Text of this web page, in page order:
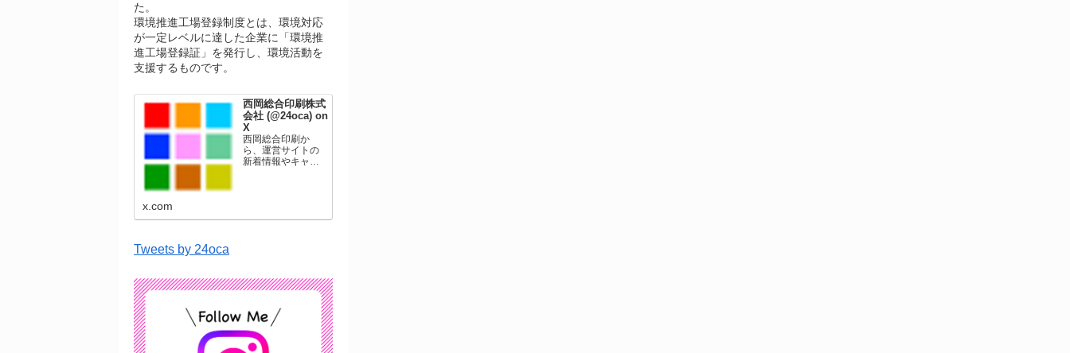
た。
環境推進工場登録制度とは、環境対応
が一定レベルに達した企業に「環境推
進工場登録証」を発行し、環境活動を
支援するものです。
西岡総合印刷株式
会社 (@24oca) on
X
西岡総合印刷か
ら、運営サイトの
新着情報やキャン
ています。
x.com
Tweets by 24oca